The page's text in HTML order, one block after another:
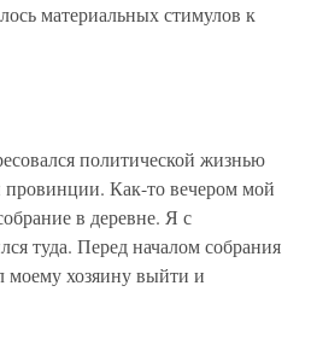
материальных стимулов к
политической жизнью
Как-то вечером мой
в деревне. Я с
туда. Перед началом собрания
моему хозяину выйти и